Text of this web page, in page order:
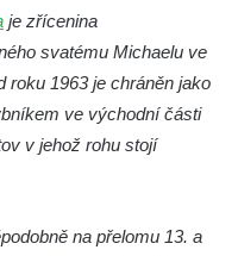
U
Políbení
je zřícenina
svatému Michaelu ve
roku 1963 je chráněn jako
ve východní části
v jehož rohu stojí
na přelomu 13. a